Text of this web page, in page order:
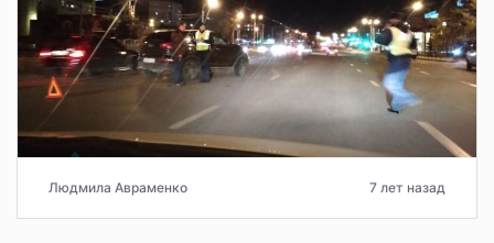
Людмила Авраменко 7 лет назад